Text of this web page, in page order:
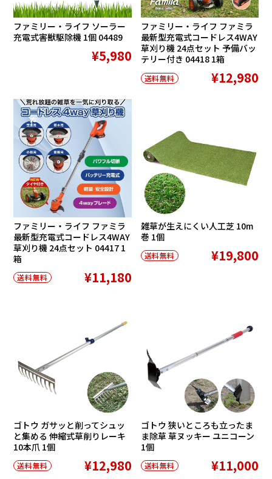
ファミリー・ライフ ソーラー
充電式害獣駆除機 1個 04489
¥5,980
ファミリー・ライフ ファミラ
最新型充電式コードレス4WAY
草刈り機 24点セット 予備バッ
テリー付き 04418 1箱
送料無料 ¥12,980
在庫切れ
ファミリー・ライフ ファミラ
最新型充電式コードレス4WAY
草刈り機 24点セット 04417 1
箱
送料無料 ¥11,180
雑草が生えにくい人工芝 10m
巻 1個
送料無料 ¥19,800
ゴトウ ガサッと削ってシュッ
と集める 伸縮式草削りレーキ
10本爪 1個
送料無料 ¥12,980
ゴトウ 狭いところも立ったま
ま除草 草ヌッキー ユニコーン
1個
送料無料 ¥11,000